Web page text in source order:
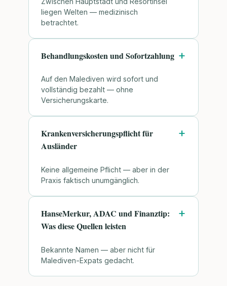
liegen Welten — medizinisch
betrachtet.
Behandlungskosten und Sofortzahlung
Auf den Malediven wird sofort und
vollständig bezahlt — ohne
Versicherungskarte.
Krankenversicherungspflicht für
Ausländer
Keine allgemeine Pflicht — aber in der
Praxis faktisch unumgänglich.
HanseMerkur, ADAC und Finanztip:
Was diese Quellen leisten
Bekannte Namen — aber nicht für
Malediven-Expats gedacht.